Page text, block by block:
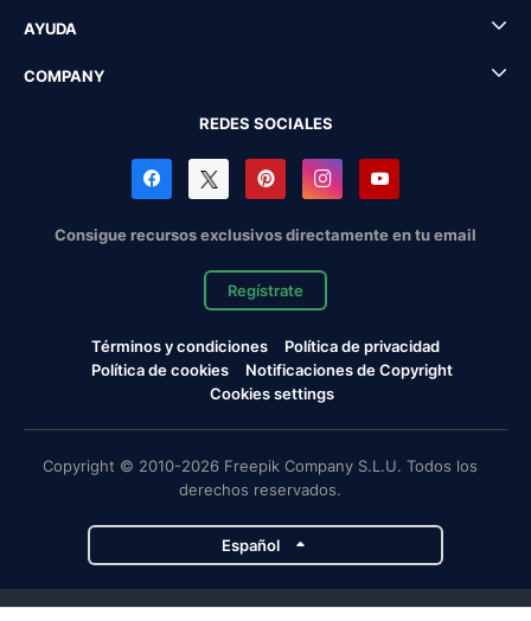
AYUDA
COMPANY
REDES SOCIALES
Consigue recursos exclusivos directamente en tu email
Regístrate
Términos y condiciones
Política de privacidad
Política de cookies
Notificaciones de Copyright
Cookies settings
Copyright © 2010-2026 Freepik Company S.L.U. Todos los
derechos reservados.
Español